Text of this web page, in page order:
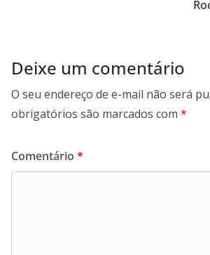
Deixe um comentário
O seu endereço de e-mail não será
obrigatórios são marcados com *
Comentário *